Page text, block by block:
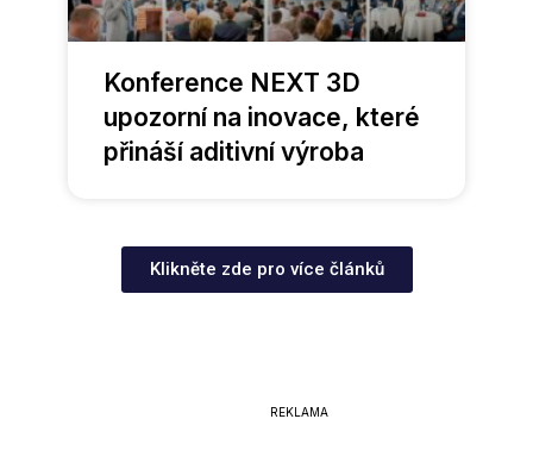
Konference NEXT 3D
upozorní na inovace, které
přináší aditivní výroba
Klikněte zde pro více článků
REKLAMA